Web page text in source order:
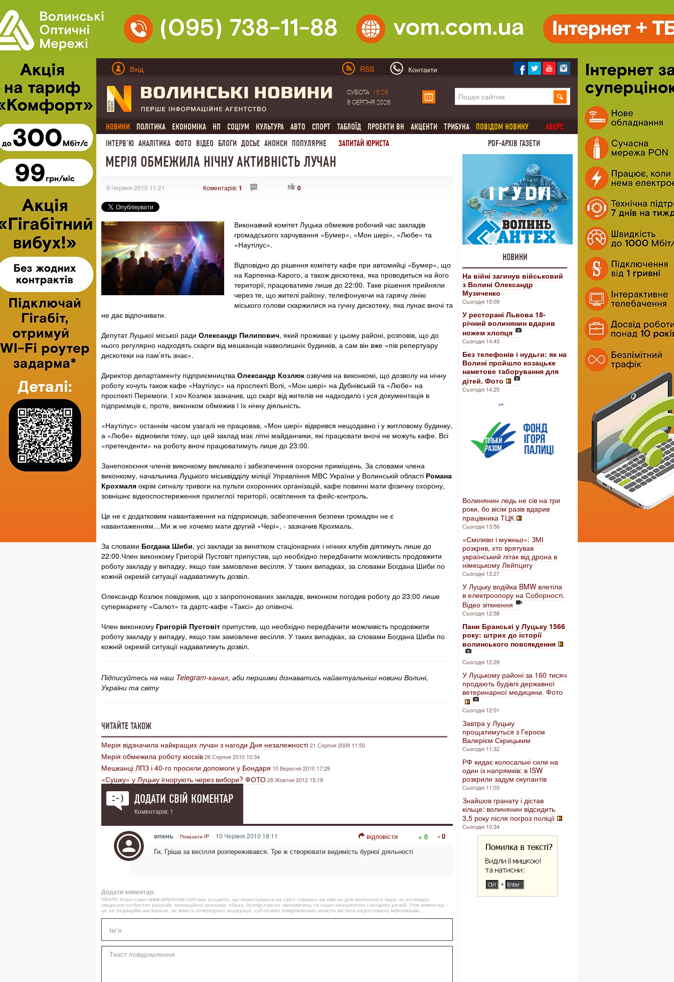
Вхід RSS Контакти
СУБОТА
15:29
8 СЕРПНЯ 2026
НОВИНИ ПОЛІТИКА ЕКОНОМІКА НП СОЦІУМ КУЛЬТУРА АВТО СПОРТ ТАБЛОЇД ПРОЕКТИ ВН АКЦЕНТИ ТРИБУНА ПОВІДОМ НОВИНУ
АВЕРС
ІНТЕРВ'Ю АНАЛІТИКА ФОТО ВІДЕО БЛОГИ ДОСЬЄ АНОНСИ ПОПУЛЯРНЕ ЗАПИТАЙ ЮРИСТА PDF-АРХІВ ГАЗЕТИ
МЕРІЯ ОБМЕЖИЛА НІЧНУ АКТИВНІСТЬ ЛУЧАН
9 Червня 2010 11:21 Коментарів:1 0
Виконавчий комітет Луцька обмежив робочий час закладів
громадського харчування «Бумер», «Мон шері», «Любе» та
«Наутілус».
Відповідно до рішення комітету кафе при автомийці «Бумер», що
на Карпенка-Карого, а також дискотека, яка проводиться на його
території, працюватиме лише до 22:00. Таке рішення прийняли
через те, що жителі району, телефонуючи на гарячу лінію
міського голови скаржилися на гучну дискотеку, яка лунає вночі та
не дає відпочивати.
Депутат Луцької міської ради Олександр Пилипович, який проживає у цьому районі, розповів, що до
нього регулярно надходять скарги від мешканців навколишніх будинків, а сам він вже «пів репертуару
дискотеки на пам’ять знає».
Директор департаменту підприємництва Олександр Козлюк озвучив на виконкомі, що дозволу на нічну
роботу хочуть також кафе «Наутілус» на проспекті Волі, «Мон шері» на Дубнівській та «Любе» на
проспекті Перемоги. І хоч Козлюк зазначив, що скарг від жителів не надходило і уся документація в
підприємців є, проте, виконком обмежив ї їх нічну діяльність.
«Наутілус» останнім часом узагалі не працював, «Мон шері» відкрився нещодавно і у житловому будинку,
а «Любе» відмовили тому, що цей заклад має літні майданчики, які працювати вночі не можуть кафе. Всі
«претенденти» на роботу вночі працюватимуть лише до 23:00.
Занепокоєння членів виконкому викликало і забезпечення охорони приміщень. За словами члена
виконкому, начальника Луцького міськвідділу міліції Управління МВС України у Волинській області Романа
Крохмаля окрім сигналу тривоги на пульти охоронних організацій, кафе повинні мати фізичну охорону,
зовнішнє відеоспостереження прилеглої території, освітлення та фейс-контроль.
Це не є додатковим навантаження на підприємців, забезпечення безпеки громадян не є
навантаженням…Ми ж не хочемо мати другий «Чері», - зазначив Крохмаль.
За словами Богдана Шиби, усі заклади за винятком стаціонарних і нічних клубів діятимуть лише до
22:00.Член виконкому Григорій Пустовіт припустив, що необхідно передбачити можливість продовжити
роботу закладу у випадку, якщо там замовлене весілля. У таких випадках, за словами Богдана Шиби по
кожній окремій ситуації надаватимуть дозвіл.
Олександр Козлюк повідомив, що з запропонованих закладів, виконком погодив роботу до 23:00 лише
супермаркету «Салют» та дартс-кафе «Таксі» до опівночі.
Член виконкому Григорій Пустовіт припустив, що необхідно передбачити можливість продовжити
роботу закладу у випадку, якщо там замовлене весілля. У таких випадках, за словами Богдана Шиби по
кожній окремій ситуації надаватимуть дозвіл.
Підписуйтесь на наш Telegram-канал, аби першими дізнаватись найактуальніші новини Волині,
України та світу
ЧИТАЙТЕ ТАКОЖ
Мерія відзначила найкращих лучан з нагоди Дня незалежності 21 Серпня 2009 11:50
Мерія обмежила роботу кіосків26 Серпня 2010 10:34
Мешканці ЛПЗ і 40-го просили допомоги у Бондаря 10 Вересня 2010 17:29
«Сушку» у Луцьку ігнорують через вибори? ФОТО28 Жовтня 2012 15:19
ДОДАТИ СВІЙ КОМЕНТАР
Коментарів: 1
ипень Показати IP 10 Червня 2010 18:11 відповісти + 0
- 0
Ги, Гріша за весілля розпереживався. Тре ж створювати видимість бурної діяльності
Додати коментар:
УВАГА! Користувач www.volynnews.com має розуміти, що коментування на сайті створені аж ніяк не для політичного піару чи антипіару,
зведення особистих рахунків, комерційної реклами, образ, безпідставних звинувачень та інших некоректних і негідних речей. Утім коментарі –
це не редакційні матеріали, не мають попередньої модерації, суб’єктивні повідомлення і можуть містити недостовірну інформацію.
НОВИНИ
На війні загинув військовий
з Волині Олександр
Музиченко
Сьогодні 15:09
У ресторані Львова 18-
річний волинянин вдарив
ножем хлопця
Сьогодні 14:43
Без телефонів і нудьги: як на
Волині пройшло козацьке
наметове таборування для
дітей. Фото
Сьогодні 14:25
Волинянин ледь не сів на три
роки, бо вісім разів вдарив
працівника ТЦК
Сьогодні 13:56
«Сміливо і мужньо»: ЗМІ
розкрив, хто врятував
український літак від дрона в
німецькому Лейпцигу
Сьогодні 13:27
У Луцьку водійка BMW влетіла
в електроопору на Соборності.
Відео зіткнення
Сьогодні 12:58
Пани Бранські у Луцьку 1566
року: штрих до історії
волинського повсякдення
Сьогодні 12:29
У Луцькому районі за 160 тисяч
продають будівлі державної
ветеринарної медицини. Фото
Сьогодні 12:01
Завтра у Луцьку
прощатимуться з Героєм
Валерієм Скрицьким
Сьогодні 11:32
РФ кидає колосальні сили на
один із напрямків: в ISW
розкрили задум окупантів
Сьогодні 11:03
Знайшов гранату і дістав
кільце: волинянин відсидить
3,5 року після погроз поліції
Сьогодні 10:34